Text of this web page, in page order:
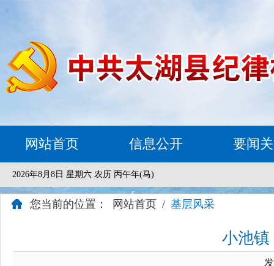
网站首页 信息公开 要闻
2026年8月8日 星期六 农历 丙午年(马)
您当前的位置： 网站首页 / 基层风采
小池镇